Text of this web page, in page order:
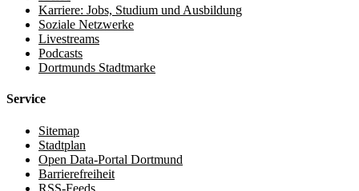
Karriere: Jobs, Studium und Ausbildung
Soziale Netzwerke
Livestreams
Podcasts
Dortmunds Stadtmarke
Service
Sitemap
Stadtplan
Open Data-Portal Dortmund
Barrierefreiheit
RSS-Feeds